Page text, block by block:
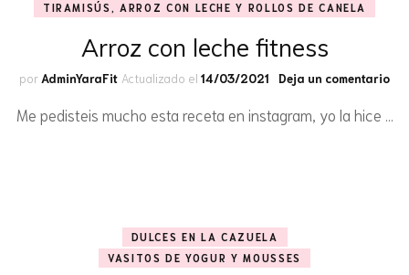
TIRAMISÚS, ARROZ CON LECHE Y ROLLOS DE CANELA
Arroz con leche fitness
por AdminYaraFit Actualizado el 14/03/2021 Deja un comentarioen
Me pedisteis mucho esta receta en instagram, yo la hice …
DULCES EN LA CAZUELA
VASITOS DE YOGUR Y MOUSSES